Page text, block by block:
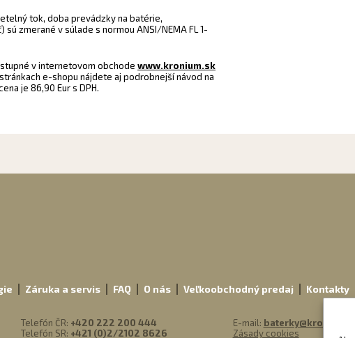
tok, doba prevádzky na batérie,
zmerané v súlade s normou ANSI/NEMA FL 1-
v internetovom obchodewww.kronium.sk
e-shopu nájdete aj podrobnejší návod na
je 86,90 Eur s DPH.
Záruka a servis FAQ O nás Veľkoobchodný predaj Kontakty
Telefón ČR: +420 222 200 444
Telefón SR: +421 (0)2/2102 8626
E-mail: baterky@kronium.sk
Zásady cookies